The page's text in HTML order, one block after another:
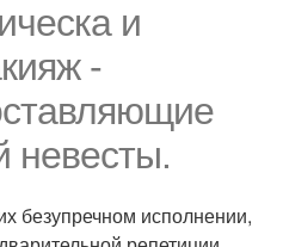
и
-
невесты.
безупречном исполнении,